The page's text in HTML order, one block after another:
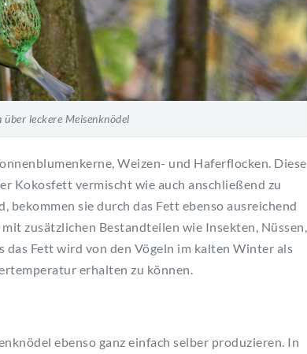
über leckere Meisenknödel
Weizen- und Haferflocken. Diese
Kokosfett vermischt wie auch anschließend zu
bekommen sie durch das Fett ebenso ausreichend
zusätzlichen Bestandteilen wie Insekten, Nüssen,
das Fett wird von den Vögeln im kalten Winter als
erhalten zu können.
ebenso ganz einfach selber produzieren. In